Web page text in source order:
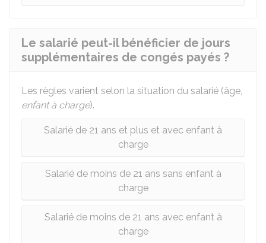
Le salarié peut-il bénéficier de jours
supplémentaires de congés payés ?
Les règles varient selon la situation du salarié (âge,
enfant à charge).
Salarié de 21 ans et plus et avec enfant à
charge
Salarié de moins de 21 ans sans enfant à
charge
Salarié de moins de 21 ans avec enfant à
charge